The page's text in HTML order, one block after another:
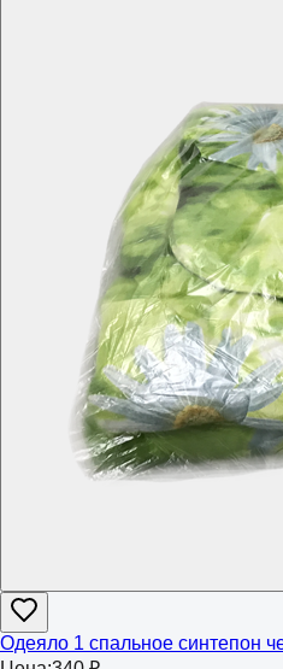
Одеяло 1 спальное синтепон